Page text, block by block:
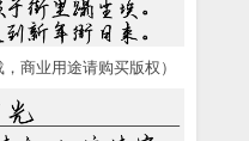
商业用途请购买版权）